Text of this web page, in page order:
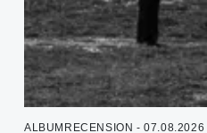
ALBUMRECENSION - 07.08.2026